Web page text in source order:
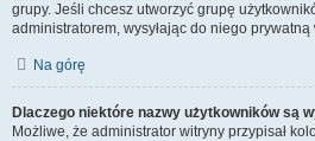
grupy. Jeśli chcesz utworzyć grupę
administratorem, wysyłając do niego
Na górę
Dlaczego niektóre nazwy użytkowników są
Możliwe, że administrator witryny przypisał